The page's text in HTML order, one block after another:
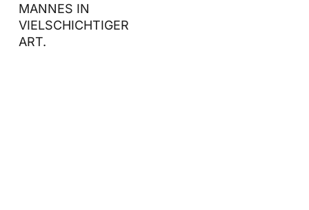
MANNES IN
VIELSCHICHTIGER
ART.